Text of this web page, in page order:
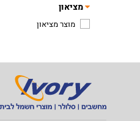
מציאון
מוצר מציאון